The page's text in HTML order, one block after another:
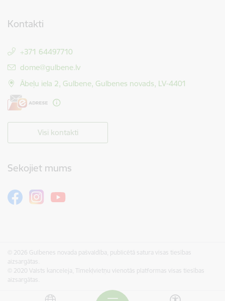
Kontakti
+371 64497710
E-pasts:
dome@gulbene.lv
Ābeļu iela 2, Gulbene, Gulbenes novads, LV-4401
Visi kontakti
Sekojiet mums
© 2026 Gulbenes novada pašvaldība, publicētā satura visas tiesības
aizsargātas.
© 2020 Valsts kanceleja, Tīmekļvietņu vienotās platformas visas tiesības
aizsargātas.